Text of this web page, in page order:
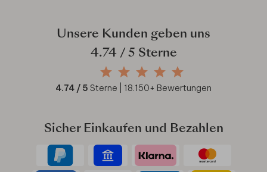
Unsere Kunden geben uns
4.74/ 5 Sterne
4.74 / 5 Sterne | 18.150+ Bewertungen
Sicher Einkaufen und Bezahlen